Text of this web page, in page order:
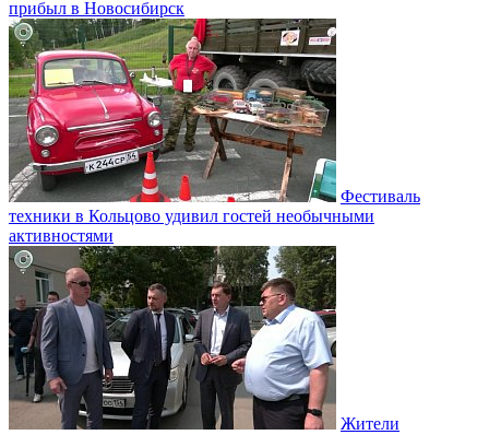
прибыл в Новосибирск
Фестиваль
техники в Кольцово удивил гостей необычными
активностями
Жители